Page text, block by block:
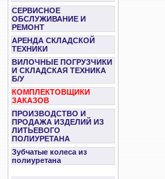
СЕРВИСНОЕ
ОБСЛУЖИВАНИЕ И
РЕМОНТ
АРЕНДА СКЛАДСКОЙ
ТЕХНИКИ
ВИЛОЧНЫЕ ПОГРУЗЧИКИ
И СКЛАДСКАЯ ТЕХНИКА
Б/У
КОМПЛЕКТОВЩИКИ
ЗАКАЗОВ
ПРОИЗВОДСТВО И
ПРОДАЖА ИЗДЕЛИЙ ИЗ
ЛИТЬЕВОГО
ПОЛИУРЕТАНА
Зубчатые колеса из
полиуретана